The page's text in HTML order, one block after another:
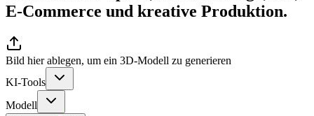
E-Commerce und kreative Produktion.
Bild hier ablegen, um ein 3D-Modell zu generieren
KI-Tools
Modell